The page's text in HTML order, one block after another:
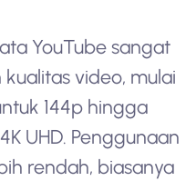
YouTube sangat
video, mulai
144p hingga
UHD. Penggunaan
rendah, biasanya